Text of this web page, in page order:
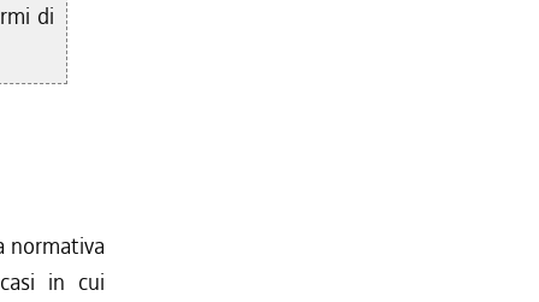
di
normativa
in cui